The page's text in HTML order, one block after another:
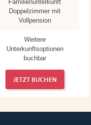
Familienunterkunft
Doppelzimmer mit
Vollpension
Weitere
Unterkunftsoptionen
buchbar
JETZT BUCHEN